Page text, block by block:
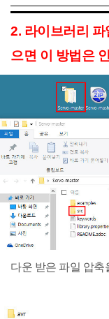
2. 라이브러리
으면 이 방법은
다운 받은 파일 압축